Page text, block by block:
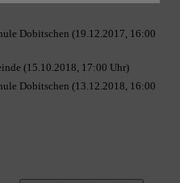
Dobitschen (19.12.2017, 16:00
(15.10.2018, 17:00 Uhr)
Dobitschen (13.12.2018, 16:00